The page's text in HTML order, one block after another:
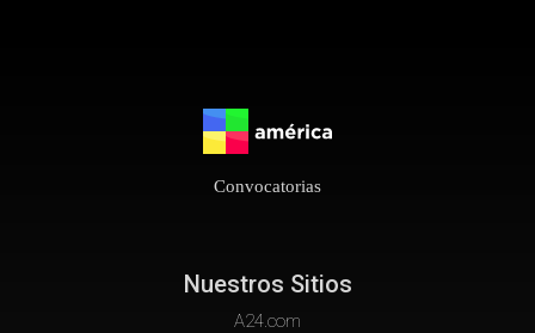
Convocatorias
Nuestros Sitios
A24.com